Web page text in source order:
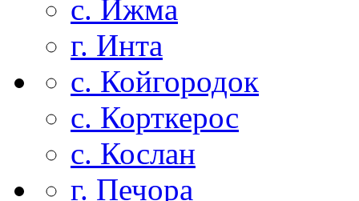
с. Ижма
г. Инта
с. Койгородок
с. Корткерос
с. Кослан
г. Печора